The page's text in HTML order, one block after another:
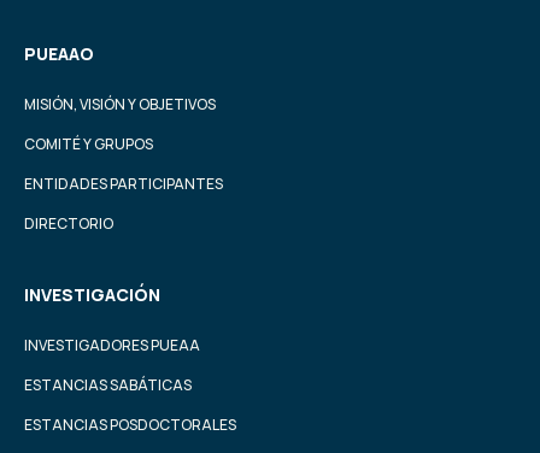
PUEAAO
MISIÓN, VISIÓN Y OBJETIVOS
COMITÉ Y GRUPOS
ENTIDADES PARTICIPANTES
DIRECTORIO
INVESTIGACIÓN
INVESTIGADORES PUEAA
ESTANCIAS SABÁTICAS
ESTANCIAS POSDOCTORALES